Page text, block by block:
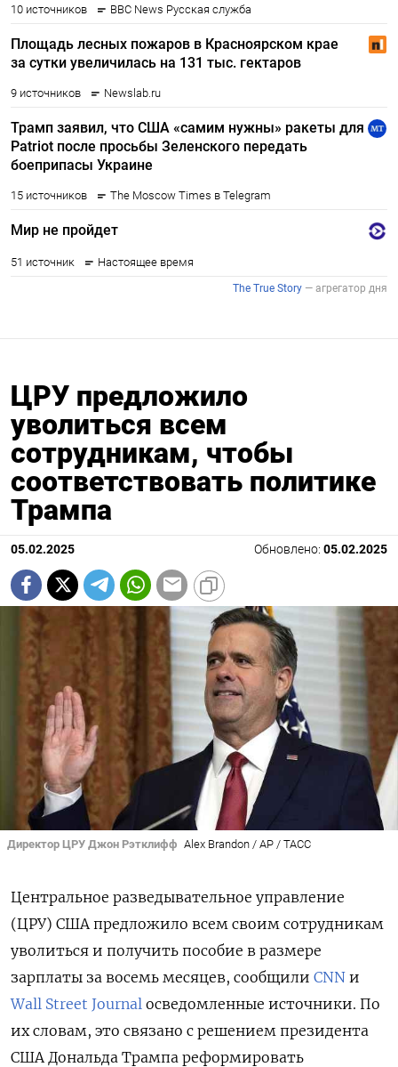
ЦРУ предложило
уволиться всем
сотрудникам, чтобы
соответствовать политике
Трампа
05.02.2025 Обновлено: 05.02.2025
Директор ЦРУ Джон Рэтклифф Alex Brandon / AP / ТАСС
Центральное разведывательное управление
(ЦРУ) США предложило всем своим сотрудникам
уволиться и получить пособие в размере
зарплаты за восемь месяцев, сообщили CNN и
Wall Street Journal осведомленные источники. По
их словам, это связано с решением президента
США Дональда Трампа реформировать